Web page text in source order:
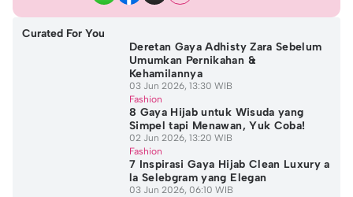
Curated For You
Deretan Gaya Adhisty Zara Sebelum
Umumkan Pernikahan &
Kehamilannya
03 Jun 2026, 13:30 WIB
Fashion
8 Gaya Hijab untuk Wisuda yang
Simpel tapi Menawan, Yuk Coba!
02 Jun 2026, 13:20 WIB
Fashion
7 Inspirasi Gaya Hijab Clean Luxury a
la Selebgram yang Elegan
03 Jun 2026, 06:10 WIB